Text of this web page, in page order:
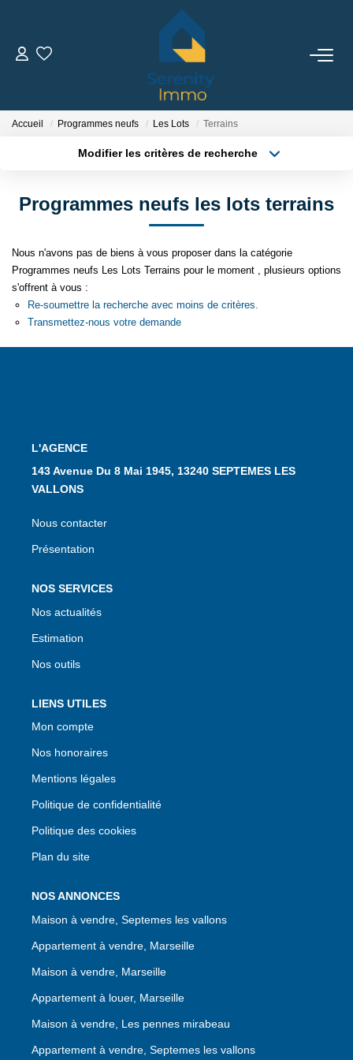
ACHETER
LOUER
FAIRE GÉRER
NOTRE AGENCE
Qui Sommes Nous
Accueil Programmes neufs Les Lots Terrains
Modifier les critères de recherche
Sélectionnez...
Type de bien
Budget max Plus de critères
Programmes neufs les lots terrains
Nous n'avons pas de biens à vous proposer dans la catégorie
Programmes neufs Les Lots Terrains pour le moment , plusieurs options
s'offrent à vous :
Re-soumettre la recherche avec moins de critères.
Transmettez-nous votre demande
L'AGENCE
143 Avenue Du 8 Mai 1945, 13240 SEPTEMES LES
VALLONS
Nous contacter
Présentation
NOS SERVICES
Nos actualités
Estimation
Nos outils
LIENS UTILES
Mon compte
Nos honoraires
Mentions légales
Politique de confidentialité
Politique des cookies
Plan du site
NOS ANNONCES
Maison à vendre, Septemes les vallons
Appartement à vendre, Marseille
Maison à vendre, Marseille
Appartement à louer, Marseille
Maison à vendre, Les pennes mirabeau
Appartement à vendre, Septemes les vallons